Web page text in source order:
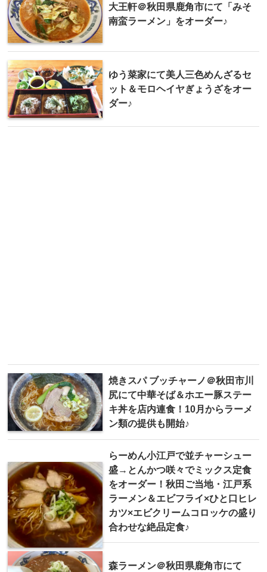
大王軒＠秋田県鹿角市にて「みそ
南蛮ラーメン」をオーダー♪
ゆう菜家にて美人三色めんざるセ
ット＆モロヘイヤぎょうざをオー
ダー♪
焼きスパ ブッチャーノ＠秋田市川
尻にて中華そば＆ホエー豚ステー
キ丼を店内連食！10月からラーメ
ン類の提供も開始♪
らーめん小江戸で並チャーシュー
盛→とんかつ咲々でミックス定食
をオーダー！秋田ご当地・江戸系
ラーメン＆エビフライ×ひと口ヒレ
カツ×エビクリームコロッケの盛り
合わせな絶品定食♪
森ラーメン＠秋田県鹿角市にて